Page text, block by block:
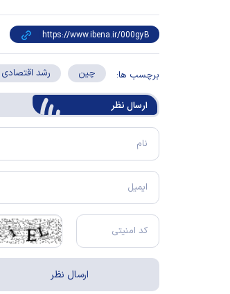
برچسب ها: چین رشد اقتصادی
ارسال‌ نظر